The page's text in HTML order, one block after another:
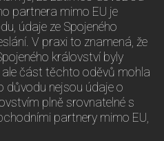
partnera mimo EU je
údaje ze Spojeného
V praxi to znamená, že
království byly
část těchto oděvů mohla
důvodu nejsou údaje o
plně srovnatelné s
partnery mimo EU,